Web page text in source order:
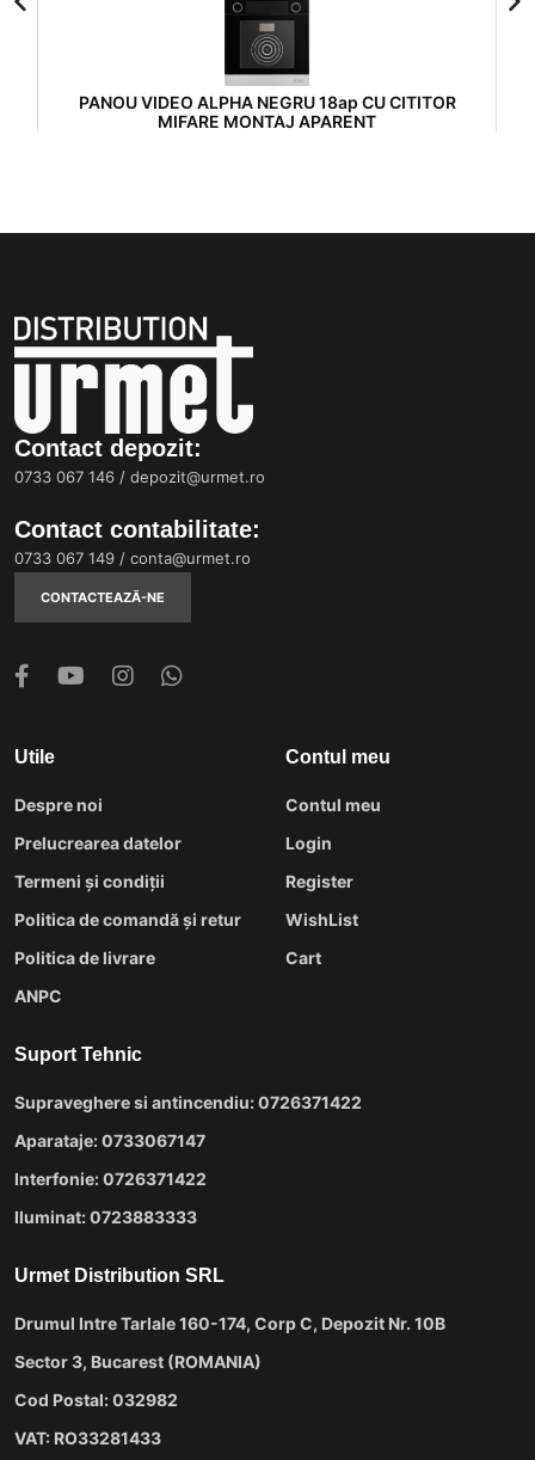
PANOU VIDEO ALPHA NEGRU 18ap CU CITITOR
MIFARE MONTAJ APARENT
Contact depozit:
0733 067 146 / depozit@urmet.ro
Contact contabilitate:
0733 067 149 / conta@urmet.ro
CONTACTEAZĂ-NE
Utile
Despre noi
Prelucrearea datelor
Termeni și condiții
Politica de comandă și retur
Politica de livrare
ANPC
Contul meu
Contul meu
Login
Register
WishList
Cart
Suport Tehnic
Supraveghere si antincendiu: 0726371422
Aparataje: 0733067147
Interfonie: 0726371422
Iluminat: 0723883333
Urmet Distribution SRL
Drumul Intre Tarlale 160-174, Corp C, Depozit Nr. 10B
Sector 3, Bucarest (ROMANIA)
Cod Postal: 032982
VAT: RO33281433